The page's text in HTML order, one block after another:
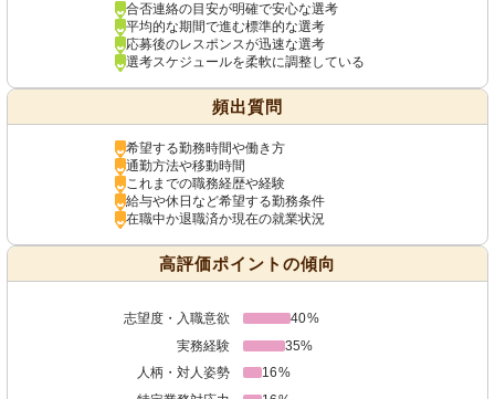
合否連絡の目安が明確で安心な選考
平均的な期間で進む標準的な選考
応募後のレスポンスが迅速な選考
選考スケジュールを柔軟に調整している
頻出質問
希望する勤務時間や働き方
通勤方法や移動時間
これまでの職務経歴や経験
給与や休日など希望する勤務条件
在職中か退職済か現在の就業状況
高評価ポイントの傾向
志望度・入職意欲
40%
実務経験
35%
人柄・対人姿勢
16%